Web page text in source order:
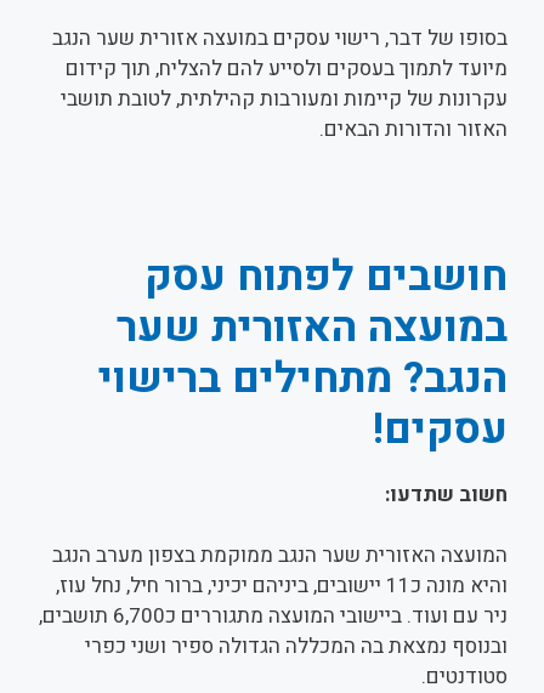
בסופו של דבר, רישוי עסקים במועצה אזורית שער הנגב
מיועד לתמוך בעסקים ולסייע להם להצליח, תוך קידום
עקרונות של קיימות ומעורבות קהילתית, לטובת תושבי
האזור והדורות הבאים.
חושבים לפתוח עסק
במועצה האזורית שער
הנגב? מתחילים ברישוי
עסקים!
חשוב שתדעו:
המועצה האזורית שער הנגב ממוקמת בצפון מערב הנגב
והיא מונה כ11 יישובים, ביניהם יכיני, ברור חיל, נחל עוז,
ניר עם ועוד. ביישובי המועצה מתגוררים כ6,700 תושבים,
ובנוסף נמצאת בה המכללה הגדולה ספיר ושני כפרי
סטודנטים.